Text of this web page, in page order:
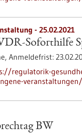
- 25.02.2021
Soforthilfe
Anmeldefrist:
regulatorik-
BW